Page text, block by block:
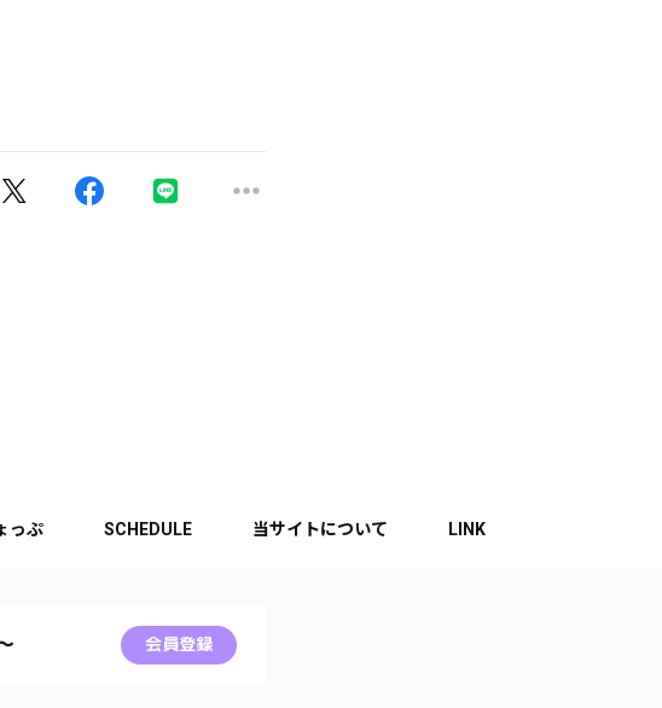
っぷ SCHEDULE 当サイトについて LINK
会員登録